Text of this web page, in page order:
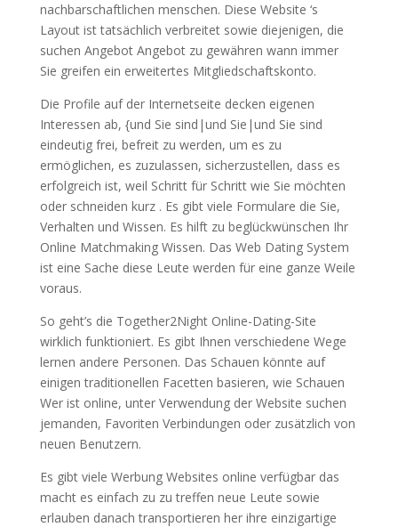
nachbarschaftlichen menschen. Diese Website ‘s
Layout ist tatsächlich verbreitet sowie diejenigen, die
suchen Angebot Angebot zu gewähren wann immer
Sie greifen ein erweitertes Mitgliedschaftskonto.
Die Profile auf der Internetseite decken eigenen
Interessen ab, {und Sie sind|und Sie|und Sie sind
eindeutig frei, befreit zu werden, um es zu
ermöglichen, es zuzulassen, sicherzustellen, dass es
erfolgreich ist, weil Schritt für Schritt wie Sie möchten
oder schneiden kurz . Es gibt viele Formulare die Sie,
Verhalten und Wissen. Es hilft zu beglückwünschen Ihr
Online Matchmaking Wissen. Das Web Dating System
ist eine Sache diese Leute werden für eine ganze Weile
voraus.
So geht’s die Together2Night Online-Dating-Site
wirklich funktioniert. Es gibt Ihnen verschiedene Wege
lernen andere Personen. Das Schauen könnte auf
einigen traditionellen Facetten basieren, wie Schauen
Wer ist online, unter Verwendung der Website suchen
jemanden, Favoriten Verbindungen oder zusätzlich von
neuen Benutzern.
Es gibt viele Werbung Websites online verfügbar das
macht es einfach zu zu treffen neue Leute sowie
erlauben danach transportieren her ihre einzigartige